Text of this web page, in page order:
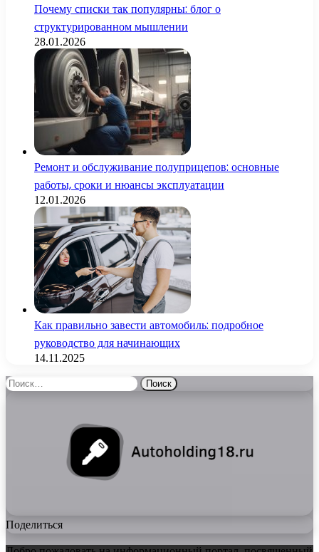
Почему списки так популярны: блог о
структурированном мышлении
28.01.2026
Ремонт и обслуживание полуприцепов: основные
работы, сроки и нюансы эксплуатации
12.01.2026
Как правильно завести автомобиль: подробное
руководство для начинающих
14.11.2025
Найти:
Поделиться